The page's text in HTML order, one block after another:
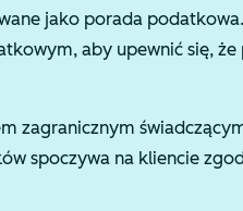
jako porada
aby upewnić się, że
zagranicznym
spoczywa na kliencie